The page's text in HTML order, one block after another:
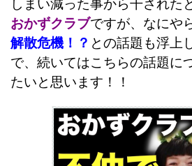
しまい減った事から干された
おかずクラブですが、なにや
解散危機！？ との話題も浮上
で、続いてはこちらの話題に
たいと思います！！